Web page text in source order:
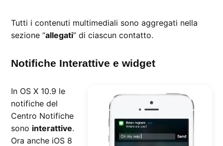
Tutti i contenuti multimediali sono aggregati nella
sezione “allegati” di ciascun contatto.
Notifiche Interattive e widget
In OS X 10.9 le
notifiche del
Centro Notifiche
sono interattive.
Ora anche iOS 8